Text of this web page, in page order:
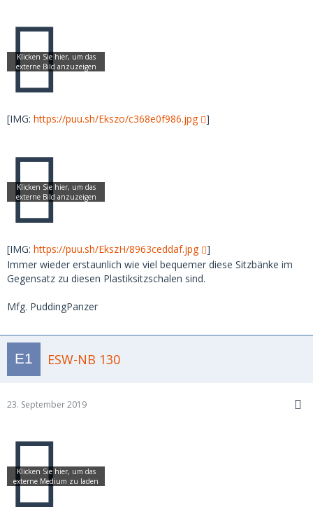
[IMG: https://puu.sh/Ekszo/c368e0f986.jpg ]
[IMG: https://puu.sh/EkszH/8963ceddaf.jpg
]
Immer wieder erstaunlich wie viel bequemer diese Sitzbänke im
Gegensatz zu diesen Plastiksitzschalen sind.
Mfg. PuddingPanzer
ESW-NB 130
23. September 2019